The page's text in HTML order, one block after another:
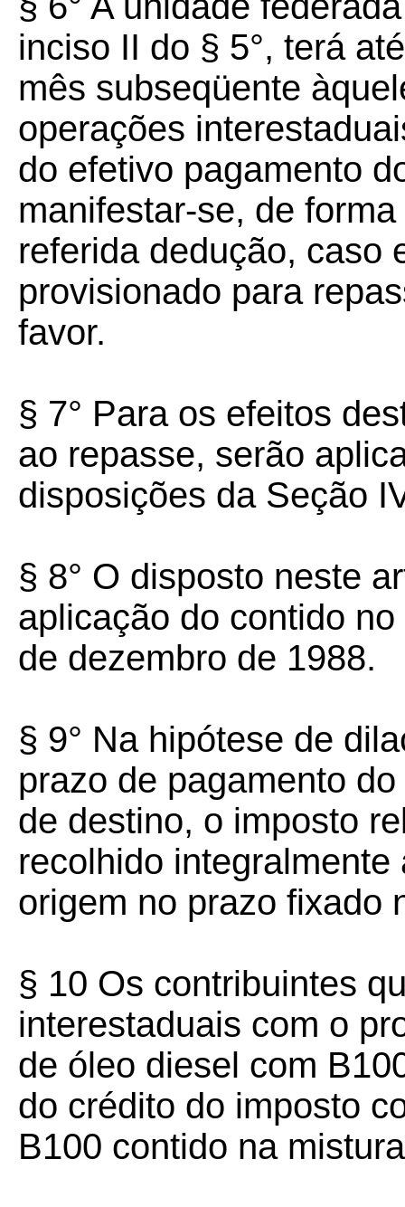
inciso II do § 5°, terá
mês subseqüente
operações
do efetivo pagamento
manifestar-se, de
referida dedução, caso
provisionado para
favor.
§ 7° Para os efeitos
ao repasse, serão
disposições da Seção
§ 8° O disposto neste
aplicação do contido
de dezembro de 1988.
§ 9° Na hipótese de
prazo de pagamento
de destino, o imposto
recolhido
origem no prazo fixado
§ 10 Os contribuintes
interestaduais com o
de óleo diesel com
do crédito do imposto
B100 contido na